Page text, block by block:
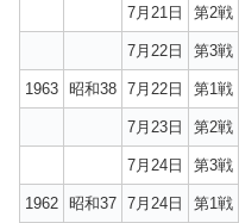
7月21日 第2戦
7月22日 第3戦
1963 昭和38 7月22日 第1戦
7月23日 第2戦
7月24日 第3戦
1962 昭和37 7月24日 第1戦